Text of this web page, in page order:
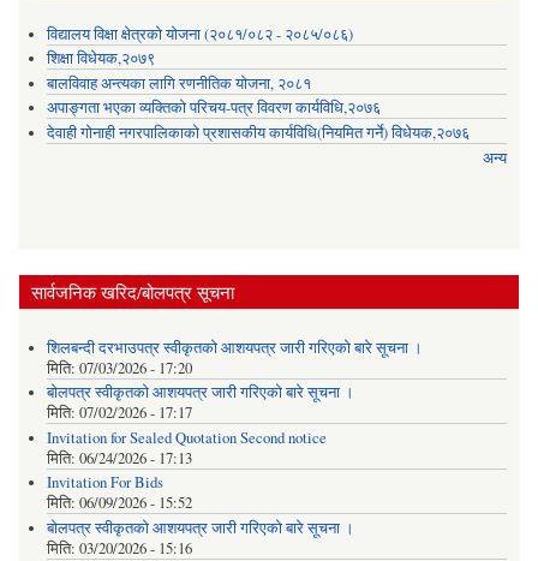
विद्यालय विक्षा क्षेत्रको योजना (२०८१/०८२ - २०८५/०८६)
शिक्षा विधेयक,२०७९
बालविवाह अन्त्यका लागि रणनीतिक योजना, २०८१
अपाङ्गता भएका व्यक्तिको परिचय-पत्र विवरण कार्यविधि,२०७६
देवाही गोनाही नगरपालिकाको प्रशासकीय कार्यविधि(नियमित गर्ने) विधेयक,२०७६
अन्य
सार्वजनिक खरिद/बोलपत्र सूचना
शिलबन्दी दरभाउपत्र स्वीकृतको आशयपत्र जारी गरिएको बारे सूचना ।
मिति: 07/03/2026 - 17:20
बोलपत्र स्वीकृतको आशयपत्र जारी गरिएको बारे सूचना ।
मिति: 07/02/2026 - 17:17
Invitation for Sealed Quotation Second notice
मिति: 06/24/2026 - 17:13
Invitation For Bids
मिति: 06/09/2026 - 15:52
बोलपत्र स्वीकृतको आशयपत्र जारी गरिएको बारे सूचना ।
मिति: 03/20/2026 - 15:16